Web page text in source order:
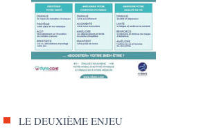
LE DEUXIÈME ENJEU